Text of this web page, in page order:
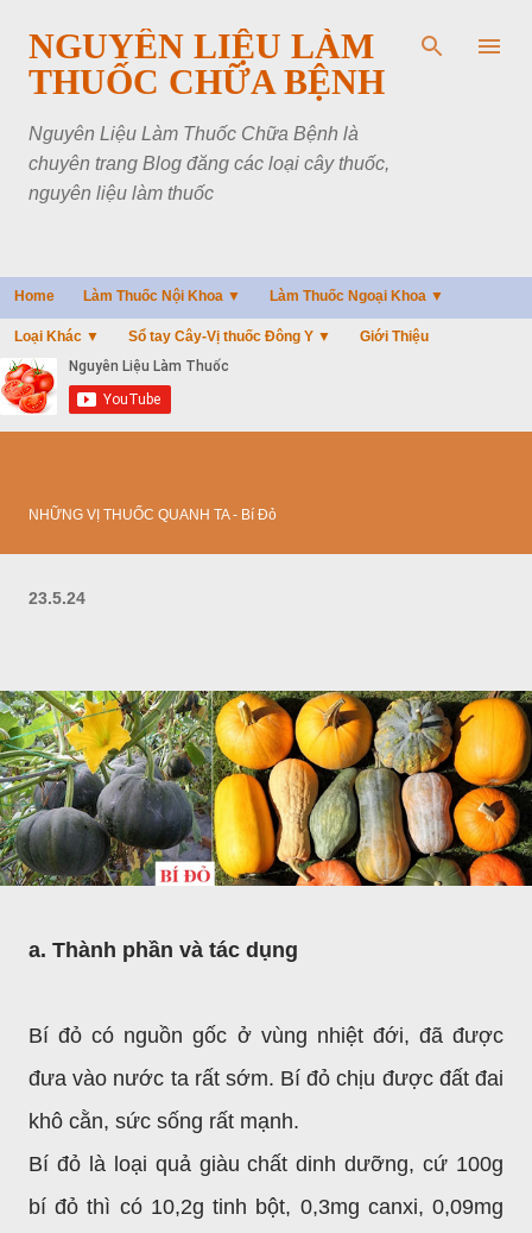
Chuyển đến nội dung chính
NGUYÊN LIỆU LÀM
THUỐC CHỮA BỆNH
Nguyên Liệu Làm Thuốc Chữa Bệnh là
chuyên trang Blog đăng các loại cây thuốc,
nguyên liệu làm thuốc
Home Làm Thuốc Nội Khoa ▼ Làm Thuốc Ngoại Khoa ▼
Loại Khác ▼ Sổ tay Cây-Vị thuốc Đông Y ▼ Giới Thiệu
NHỮNG VỊ THUỐC QUANH TA - Bí Đỏ
23.5.24
a. Thành phần và tác dụng
Bí đỏ có nguồn gốc ở vùng nhiệt đới, đã được
đưa vào nước ta rất sớm. Bí đỏ chịu được đất đai
khô cằn, sức sống rất mạnh.
Bí đỏ là loại quả giàu chất dinh dưỡng, cứ 100g
bí đỏ thì có 10,2g tinh bột, 0,3mg canxi, 0,09mg